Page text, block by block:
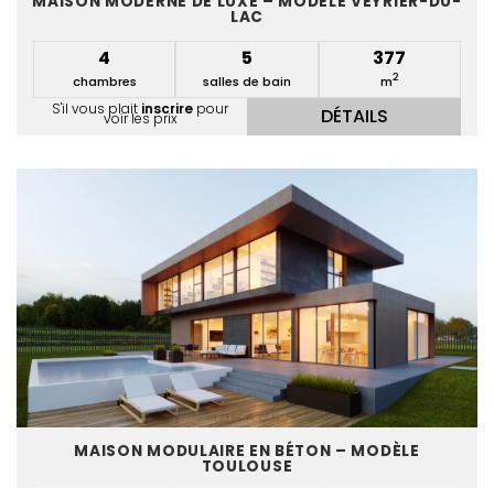
LAC
4
chambres
5
salles de bain
377
m2
S'il vous plait inscrire pour
voir les prix DÉTAILS
MAISON MODULAIRE EN BÉTON – MODÈLE
TOULOUSE